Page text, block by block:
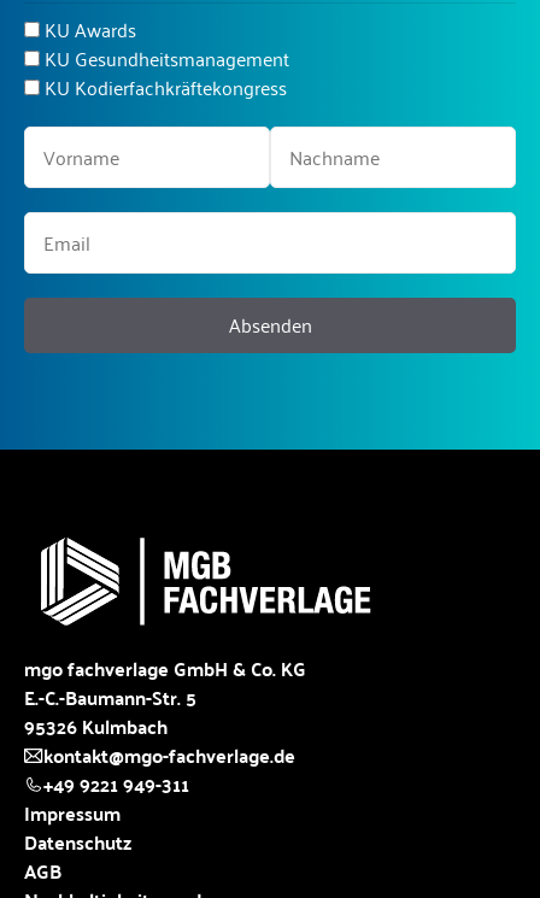
KU Awards
KU Gesundheitsmanagement
KU Kodierfachkräftekongress
Absenden
mgo fachverlage GmbH & Co. KG
E.-C.-Baumann-Str. 5
95326 Kulmbach
kontakt@mgo-fachverlage.de
+49 9221 949-311
Impressum
Datenschutz
AGB